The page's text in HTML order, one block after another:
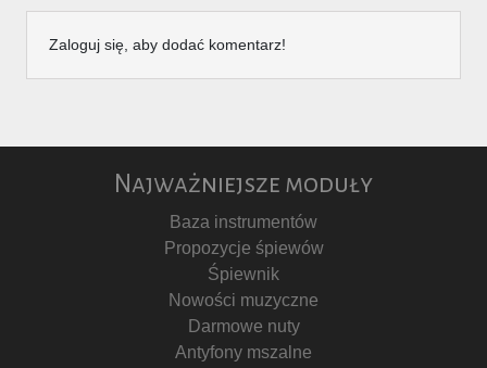
Zaloguj się, aby dodać komentarz!
Najważniejsze moduły
Baza instrumentów
Propozycje śpiewów
Śpiewnik
Nowości muzyczne
Darmowe nuty
Antyfony mszalne